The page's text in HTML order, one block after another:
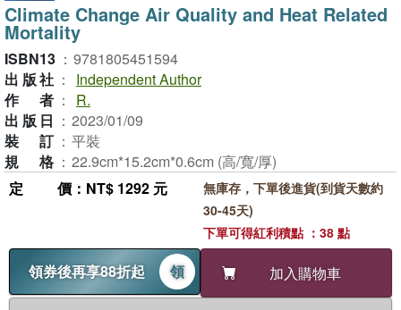
Climate Change Air Quality and Heat Related
Mortality
ISBN13 ： 9781805451594
出版社 ：
Independent Author
作者 ：
R.
出版日 ： 2023/01/09
裝訂 ： 平裝
規格 ： 22.9cm*15.2cm*0.6cm (高/寬/厚)
定價 ：NT$ 1292 元
領券後再享88折起 領 加入購物車
無庫存，下單後進貨(到貨天數約
30-45天)
下單可得紅利積點 ：38 點